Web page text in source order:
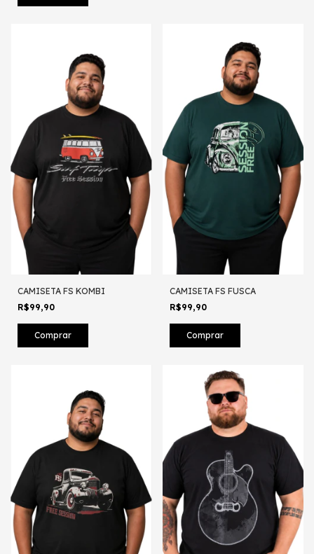
CAMISETA FS KOMBI
R$99,90
Comprar
CAMISETA FS FUSCA
R$99,90
Comprar